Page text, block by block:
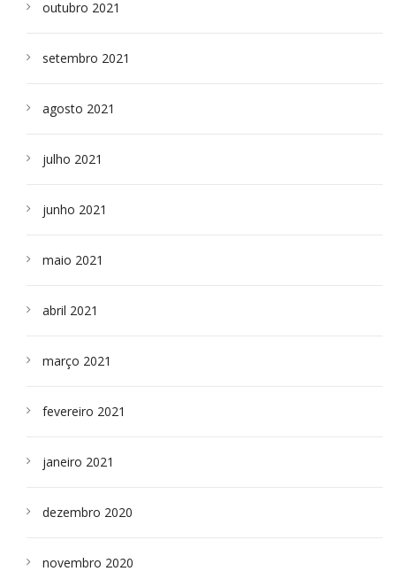
outubro 2021
setembro 2021
agosto 2021
julho 2021
junho 2021
maio 2021
abril 2021
março 2021
fevereiro 2021
janeiro 2021
dezembro 2020
novembro 2020